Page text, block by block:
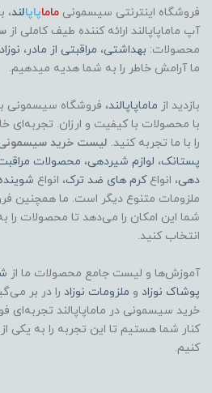
فروشگاه اینترنتی سیسمونی ماماپاپالند،
آپ ماماپاپالند ارائه کننده طیف کاملی از
محصولات: بهداشتی، مراقبتی از مادر، نوزاد
ما آرامش خاطر را به شما هدیه میدهیم.
بازدید از ماماپاپالند، فروشگاه سیسمونی
با محصولات با کیفیت و ارزان. تجربه‌ای
را با ما تجربه کنید. لیست خرید
پستانک، لوازم شیردهی، محصولات مراقبت
دهی، انواعکرم های ضد ترک، انواع
ملزومات متنوع دیگر است. ما همچنین
شما این امکان را می‌دهد تا محصولات
انتخاب کنید.
آموزش‌ها و لیست جامع محصولات ما از
پوشاک نوزاد و ملزومات نوزاد را در بر
خرید سیسمونی در ماماپاپالند تجربه‌ای
کنار شما هستیم تا این تجربه را به یکی
کنیم.